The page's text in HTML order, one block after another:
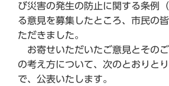
び災害の発生の防止に関する条例
る意見を募集したところ、市民の
ただきました。
お寄せいただいたご意見とその
の考え方について、次のとおりと
で、公表いたします。